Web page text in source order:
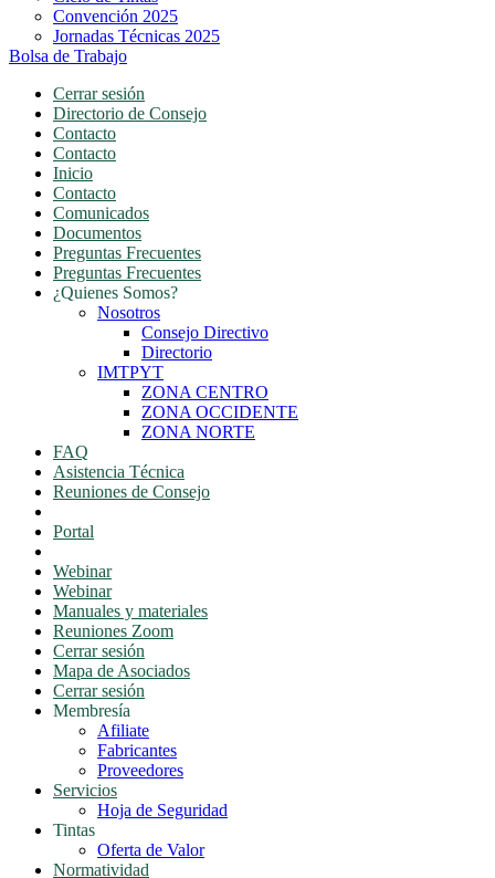
Convención 2025
Jornadas Técnicas 2025
Bolsa de Trabajo
Cerrar sesión
Directorio de Consejo
Contacto
Contacto
Inicio
Contacto
Comunicados
Documentos
Preguntas Frecuentes
Preguntas Frecuentes
¿Quienes Somos?
Nosotros
Consejo Directivo
Directorio
IMTPYT
ZONA CENTRO
ZONA OCCIDENTE
ZONA NORTE
FAQ
Asistencia Técnica
Reuniones de Consejo
Portal
Webinar
Webinar
Manuales y materiales
Reuniones Zoom
Cerrar sesión
Mapa de Asociados
Cerrar sesión
Membresía
Afiliate
Fabricantes
Proveedores
Servicios
Hoja de Seguridad
Tintas
Oferta de Valor
Normatividad